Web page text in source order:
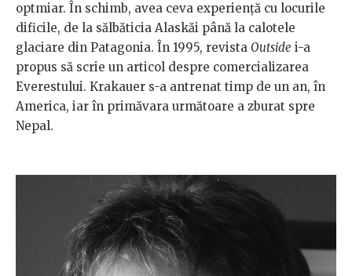
optmiar. În schimb, avea ceva experiență cu locurile
dificile, de la sălbăticia Alaskăi până la calotele
glaciare din Patagonia. În 1995, revista Outside i-a
propus să scrie un articol despre comercializarea
Everestului. Krakauer s-a antrenat timp de un an, în
America, iar în primăvara următoare a zburat spre
Nepal.